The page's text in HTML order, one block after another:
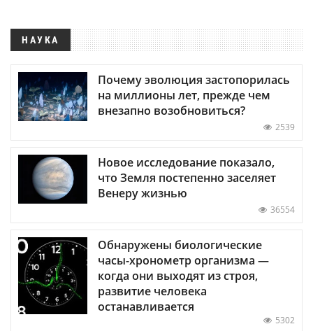
НАУКА
Почему эволюция застопорилась
на миллионы лет, прежде чем
внезапно возобновиться?
2539
Новое исследование показало,
что Земля постепенно заселяет
Венеру жизнью
36554
Обнаружены биологические
часы-хронометр организма —
когда они выходят из строя,
развитие человека
останавливается
5302